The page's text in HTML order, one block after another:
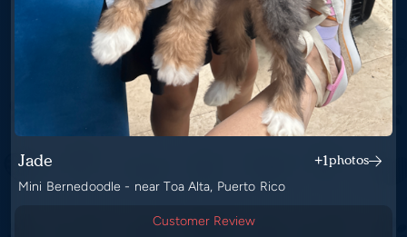
Jade +1photos
Mini Bernedoodle - near Toa Alta, Puerto Rico
Customer Review